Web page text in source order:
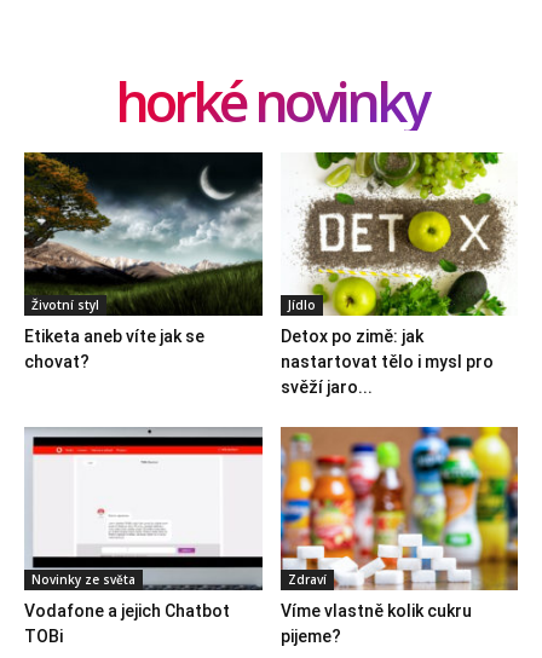
horké novinky
Životní styl
Etiketa aneb víte jak se
chovat?
Jídlo
Detox po zimě: jak
nastartovat tělo i mysl pro
svěží jaro...
Novinky ze světa
Vodafone a jejich Chatbot
TOBi
Zdraví
Víme vlastně kolik cukru
pijeme?